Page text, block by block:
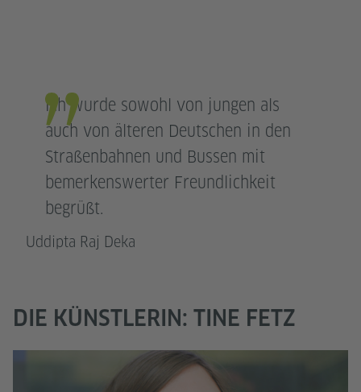
Ich wurde sowohl von jungen als
auch von älteren Deutschen in den
Straßenbahnen und Bussen mit
bemerkenswerter Freundlichkeit
begrüßt.
Uddipta Raj Deka
DIE KÜNSTLERIN: TINE FETZ